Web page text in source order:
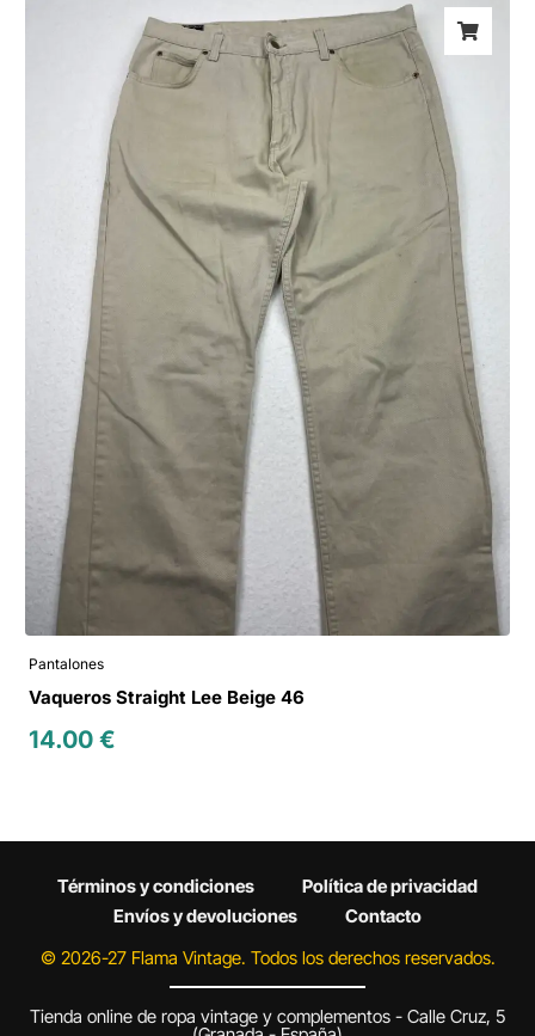
Pantalones
Vaqueros Straight Lee Beige 46
14.00€
Términos y condiciones
Política de privacidad
Envíos y devoluciones
Contacto
© 2026-27 Flama Vintage. Todos los derechos reservados.
Tienda online de ropa vintage y complementos - Calle Cruz, 5